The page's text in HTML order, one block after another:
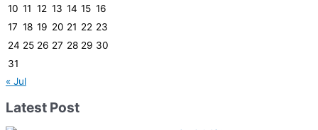
10 11 12 13 14 15 16
17 18 19 20 21 22 23
24 25 26 27 28 29 30
31
« Jul
Latest Post